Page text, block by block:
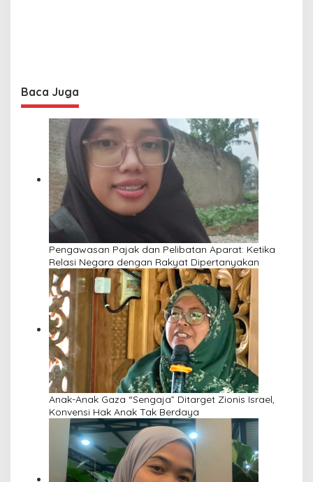
Baca Juga
Pengawasan Pajak dan Pelibatan Aparat: Ketika
Relasi Negara dengan Rakyat Dipertanyakan
Anak-Anak Gaza “Sengaja” Ditarget Zionis Israel,
Konvensi Hak Anak Tak Berdaya